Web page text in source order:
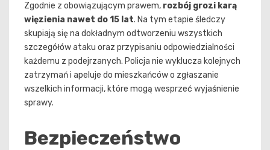
Zgodnie z obowiązującym prawem, rozbój grozi karą
więzienia nawet do 15 lat. Na tym etapie śledczy
skupiają się na dokładnym odtworzeniu wszystkich
szczegółów ataku oraz przypisaniu odpowiedzialności
każdemu z podejrzanych. Policja nie wyklucza kolejnych
zatrzymań i apeluje do mieszkańców o zgłaszanie
wszelkich informacji, które mogą wesprzeć wyjaśnienie
sprawy.
Bezpieczeństwo